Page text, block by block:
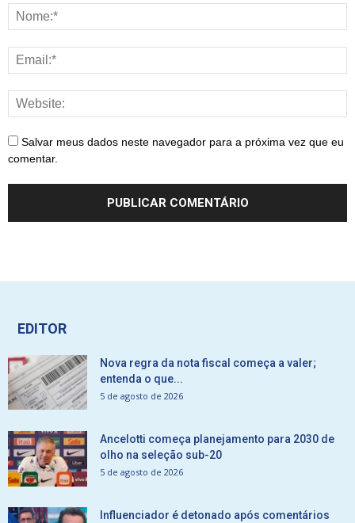
Salvar meus dados neste navegador para a próxima vez que eu
comentar.
EDITOR
Nova regra da nota fiscal começa a valer;
entenda o que...
5 de agosto de 2026
Ancelotti começa planejamento para 2030 de
olho na seleção sub-20
5 de agosto de 2026
Influenciador é detonado após comentários